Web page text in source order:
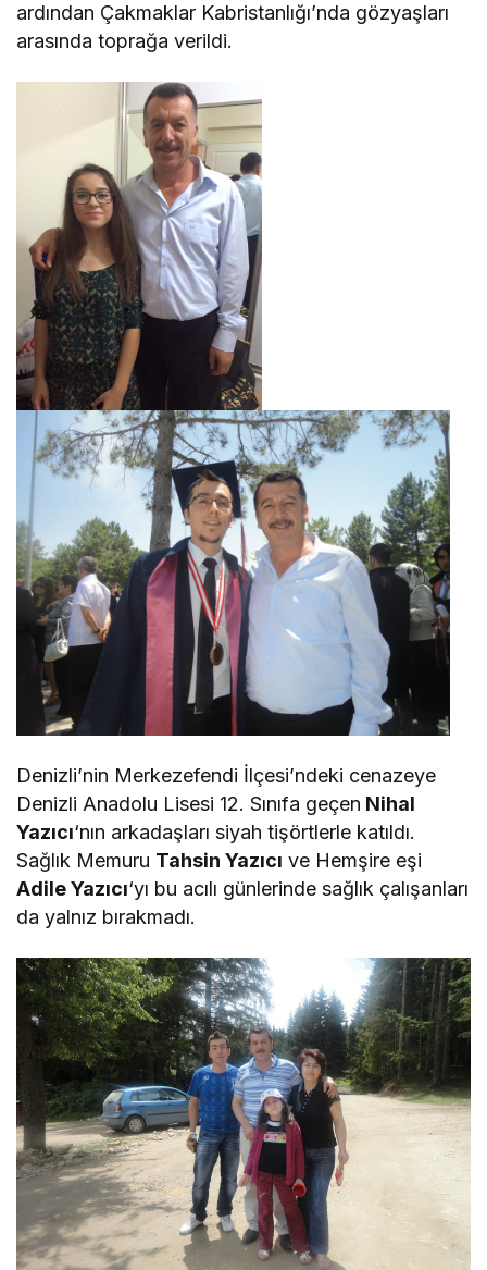
ardından Çakmaklar Kabristanlığı’nda gözyaşları
arasında toprağa verildi.
Denizli’nin Merkezefendi İlçesi’ndeki cenazeye
Denizli Anadolu Lisesi 12. Sınıfa geçen Nihal
Yazıcı‘nın arkadaşları siyah tişörtlerle katıldı.
Sağlık Memuru Tahsin Yazıcı ve Hemşire eşi
Adile Yazıcı‘yı bu acılı günlerinde sağlık çalışanları
da yalnız bırakmadı.